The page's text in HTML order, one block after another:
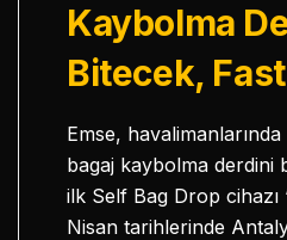
Kaybolma
Bitecek,
Emse, havalimanlarında
bagaj kaybolma derdini
ilk Self Bag Drop cihazı
Nisan tarihlerinde